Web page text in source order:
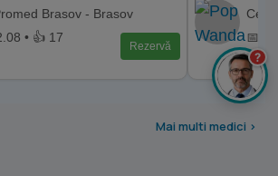
Brasov - Brasov
• 👍 17
Rezervă
📅
Mai multi medici >
?